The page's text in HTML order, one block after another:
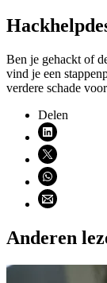
Ben je gehackt of
vind je een
verdere schade
Delen
Deel via
Deel via X
Deel via
Deel via
Anderen